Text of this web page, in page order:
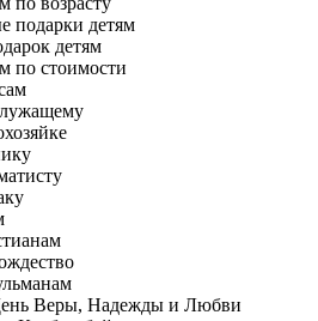
подарки детям
детям
по стоимости
Веры, Надежды и Любви